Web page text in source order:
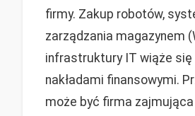
firmy. Zakup robotów,
zarządzania magazynem
infrastruktury IT wiąże się
nakładami finansowymi.
może być firma